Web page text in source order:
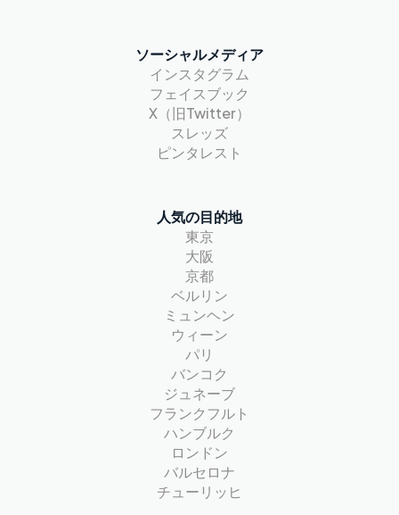
ソーシャルメディア
インスタグラム
フェイスブック
X（旧Twitter）
スレッズ
ピンタレスト
人気の目的地
東京
大阪
京都
ベルリン
ミュンヘン
ウィーン
パリ
バンコク
ジュネーブ
フランクフルト
ハンブルク
ロンドン
バルセロナ
チューリッヒ